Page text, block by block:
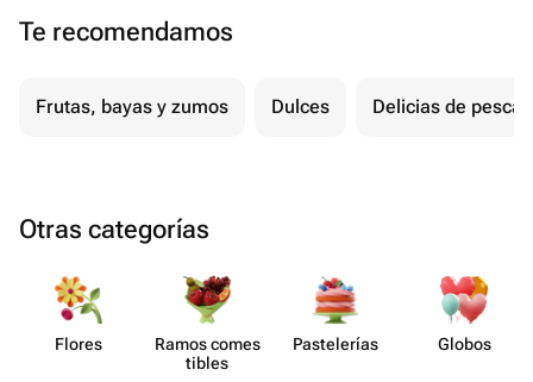
Te recomendamos
Frutas, bayas y zumos Dulces Delicias de
Otras categorías
Flores
Ramos comes​
tibles
Paste​lerías Globos